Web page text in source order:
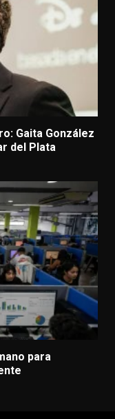
Gaita González
del Plata
para